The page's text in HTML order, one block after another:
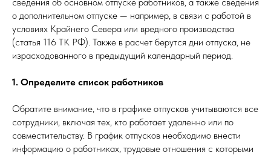
о дополнительном отпуске — например, в связи с работой в
условиях Крайнего Севера или вредного производства
(статья 116 ТК РФ). Также в расчет берутся дни отпуска, не
израсходованного в предыдущий календарный период.
1. Определите список работников
Обратите внимание, что в графике отпусков учитываются все
сотрудники, включая тех, кто работает удаленно или по
совместительству. В график отпусков необходимо внести
информацию о работниках, трудовые отношения с которыми